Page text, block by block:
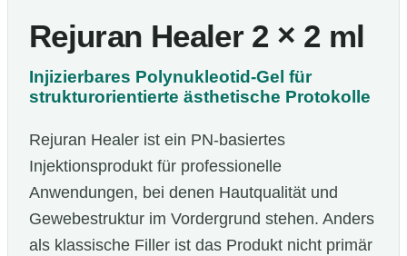
Rejuran Healer 2 × 2 ml
Injizierbares Polynukleotid-Gel für
strukturorientierte ästhetische Protokolle
Rejuran Healer ist ein PN-basiertes
Injektionsprodukt für professionelle
Anwendungen, bei denen Hautqualität und
Gewebestruktur im Vordergrund stehen. Anders
als klassische Filler ist das Produkt nicht primär